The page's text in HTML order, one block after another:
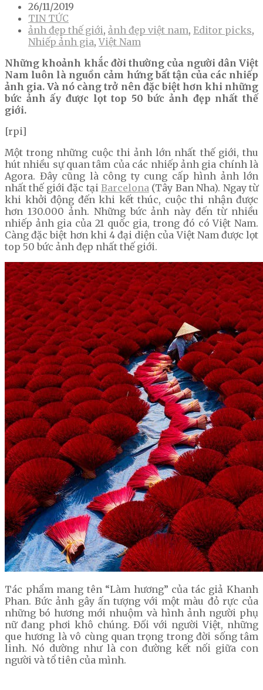
26/11/2019
TIN TỨC
ảnh đẹp thế giới, ảnh đẹp việt nam, Editor picks,
Nhiếp ảnh gia,Việt Nam
Những khoảnh khắc đời thường của người dân Việt
Nam luôn là nguồn cảm hứng bất tận của các nhiếp
ảnh gia. Và nó càng trở nên đặc biệt hơn khi những
bức ảnh ấy được lọt top 50 bức ảnh đẹp nhất thế
giới.
[rpi]
Một trong những cuộc thi ảnh lớn nhất thế giới, thu
hút nhiều sự quan tâm của các nhiếp ảnh gia chính là
Agora. Đây cũng là công ty cung cấp hình ảnh lớn
nhất thế giới đặc tại Barcelona (Tây Ban Nha). Ngay từ
khi khởi động đến khi kết thúc, cuộc thi nhận được
hơn 130.000 ảnh. Những bức ảnh này đến từ nhiều
nhiếp ảnh gia của 21 quốc gia, trong đó có Việt Nam.
Càng đặc biệt hơn khi 4 đại diện của Việt Nam được lọt
top 50 bức ảnh đẹp nhất thế giới.
Tác phẩm mang tên “Làm hương” của tác giả Khanh
Phan. Bức ảnh gây ấn tượng với một màu đỏ rực của
những bó hương mới nhuộm và hình ảnh người phụ
nữ đang phơi khô chúng. Đối với người Việt, những
que hương là vô cùng quan trọng trong đời sống tâm
linh. Nó dường như là con đường kết nối giữa con
người và tổ tiên của mình.